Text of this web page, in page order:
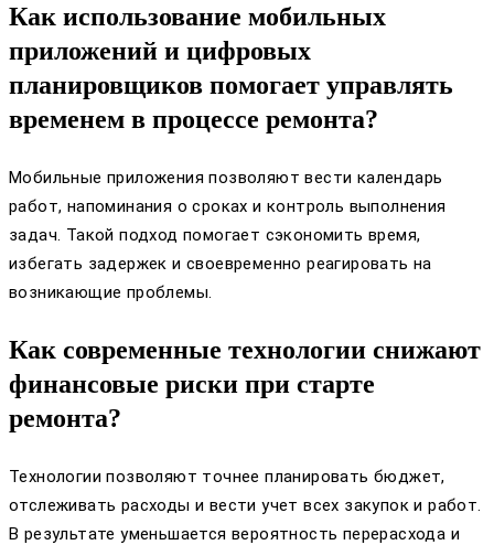
Как использование мобильных
приложений и цифровых
планировщиков помогает управлять
временем в процессе ремонта?
Мобильные приложения позволяют вести календарь
работ, напоминания о сроках и контроль выполнения
задач. Такой подход помогает сэкономить время,
избегать задержек и своевременно реагировать на
возникающие проблемы.
Как современные технологии снижают
финансовые риски при старте
ремонта?
Технологии позволяют точнее планировать бюджет,
отслеживать расходы и вести учет всех закупок и работ.
В результате уменьшается вероятность перерасхода и